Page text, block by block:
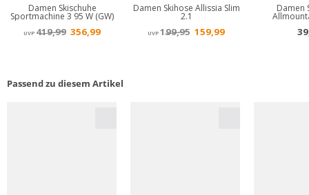
Passend zu diesem Artikel